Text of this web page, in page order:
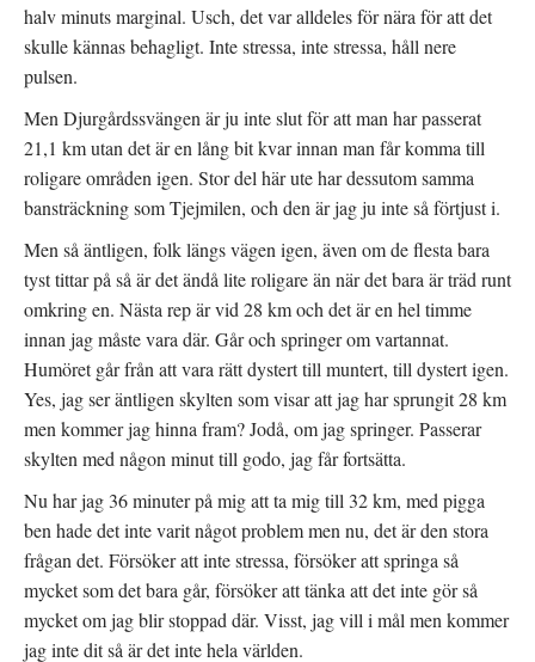
halv minuts marginal. Usch, det var alldeles för nära för att det
skulle kännas behagligt. Inte stressa, inte stressa, håll nere
pulsen.
Men Djurgårdssvängen är ju inte slut för att man har passerat
21,1 km utan det är en lång bit kvar innan man får komma till
roligare områden igen. Stor del här ute har dessutom samma
bansträckning som Tjejmilen, och den är jag ju inte så förtjust i.
Men så äntligen, folk längs vägen igen, även om de flesta bara
tyst tittar på så är det ändå lite roligare än när det bara är träd runt
omkring en. Nästa rep är vid 28 km och det är en hel timme
innan jag måste vara där. Går och springer om vartannat.
Humöret går från att vara rätt dystert till muntert, till dystert igen.
Yes, jag ser äntligen skylten som visar att jag har sprungit 28 km
men kommer jag hinna fram? Jodå, om jag springer. Passerar
skylten med någon minut till godo, jag får fortsätta.
Nu har jag 36 minuter på mig att ta mig till 32 km, med pigga
ben hade det inte varit något problem men nu, det är den stora
frågan det. Försöker att inte stressa, försöker att springa så
mycket som det bara går, försöker att tänka att det inte gör så
mycket om jag blir stoppad där. Visst, jag vill i mål men kommer
jag inte dit så är det inte hela världen.